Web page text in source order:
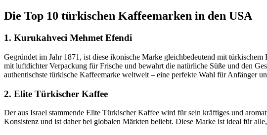
Die Top 10 türkischen Kaffeemarken in den USA
1. Kurukahveci Mehmet Efendi
Gegründet im Jahr 1871, ist diese ikonische Marke gleichbedeutend mit
mit luftdichter Verpackung für Frische und bewahrt die natürliche Süße und den
authentischste türkische Kaffeemarke weltweit – eine perfekte Wahl für Anfänger
2. Elite Türkischer Kaffee
Der aus Israel stammende Elite Türkischer Kaffee wird für sein kräftiges und
Konsistenz und ist daher bei globalen Märkten beliebt. Diese Marke ist ideal für